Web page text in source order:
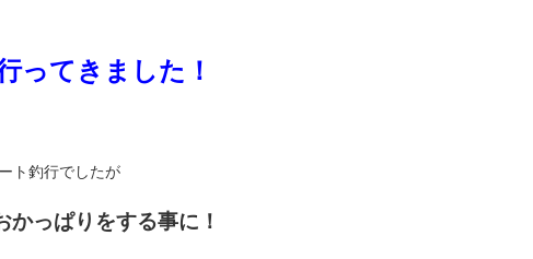
ってきました！
ト釣行でしたが
っぱりをする事に！